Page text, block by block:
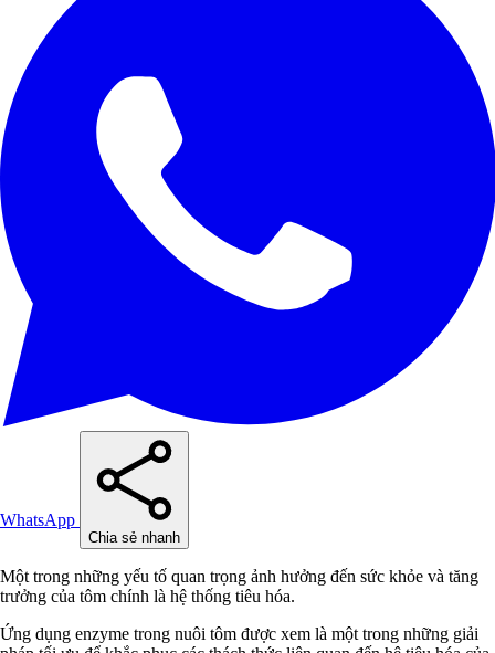
WhatsApp
Chia sẻ nhanh
Một trong những yếu tố quan trọng ảnh hưởng đến sức khỏe và tăng
trưởng của tôm chính là hệ thống tiêu hóa.
Ứng dụng enzyme trong nuôi tôm được xem là một trong những giải